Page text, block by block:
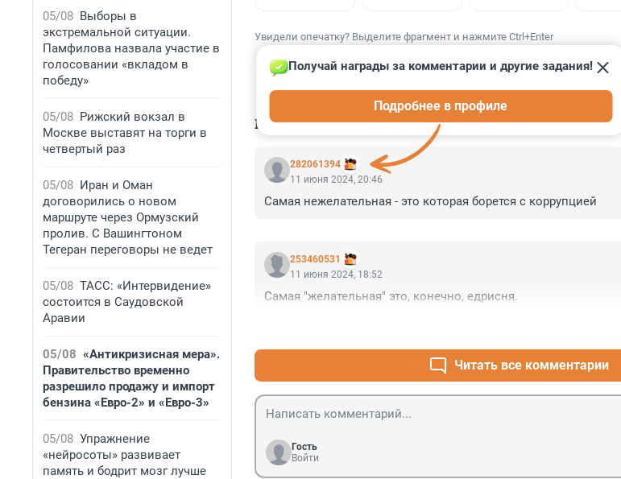
05/08 Выборы в
экстремальной ситуации.
Памфилова назвала участие в
голосовании «вкладом в
победу»
05/08 Рижский вокзал в
Москве выставят на торги в
четвертый раз
05/08 Иран и Оман
договорились о новом
маршруте через Ормузский
пролив. С Вашингтоном
Тегеран переговоры не ведет
05/08 ТАСС: «Интервидение»
состоится в Саудовской
Аравии
05/08 «Антикризисная мера».
Правительство временно
разрешило продажу и импорт
бензина «Евро-2» и «Евро-3»
05/08 Упражнение
«нейросоты» развивает
память и бодрит мозг лучше
Увидели опечатку? Выделите фрагмент и нажмите Ctrl+Enter
КОММЕНТАРИИ 18
282061394
Получай награды за комментарии и другие задания!
Подробнее в профиле
11 июня 2024, 20:46
Самая нежелательная - это которая борется с коррупцией
253460531
11 июня 2024, 18:52
Самая "желательная" это, конечно, едрисня.
Читать все комментарии
Гость
Войти